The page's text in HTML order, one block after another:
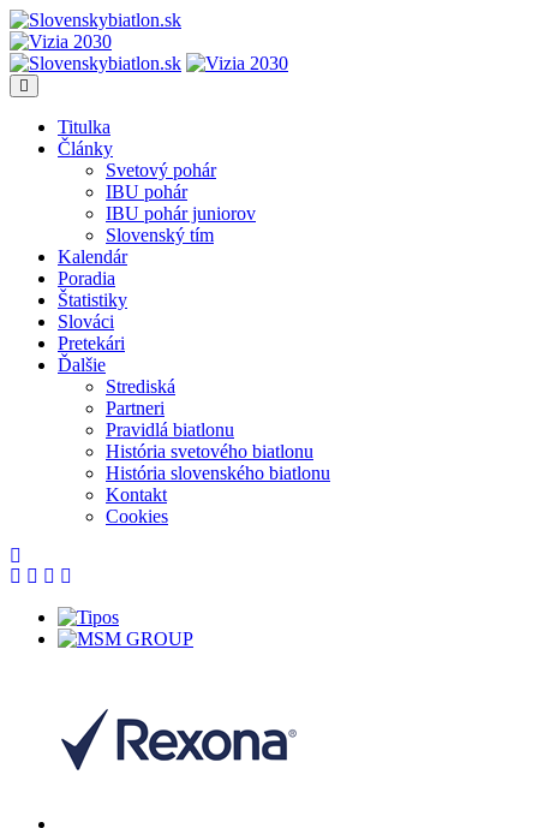
Titulka
Články
Svetový pohár
IBU pohár
IBU pohár juniorov
Slovenský tím
Kalendár
Poradia
Štatistiky
Slováci
Pretekári
Ďalšie
Strediská
Partneri
Pravidlá biatlonu
História svetového biatlonu
História slovenského biatlonu
Kontakt
Cookies